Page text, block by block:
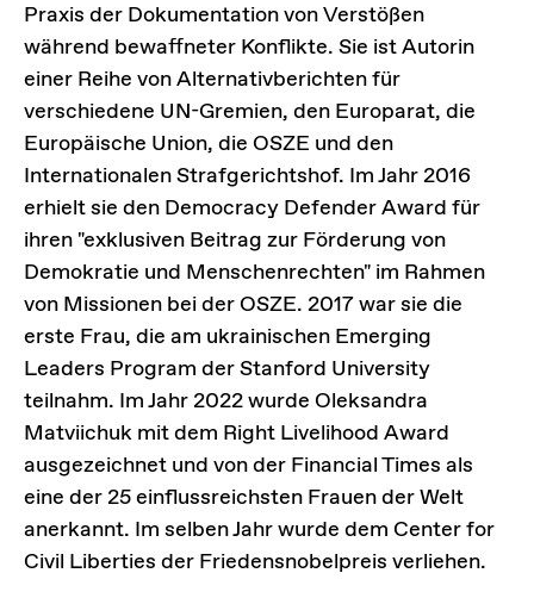
Praxis der Dokumentation von Verstößen
während bewaffneter Konflikte. Sie ist Autorin
einer Reihe von Alternativberichten für
verschiedene UN-Gremien, den Europarat, die
Europäische Union, die OSZE und den
Internationalen Strafgerichtshof. Im Jahr 2016
erhielt sie den Democracy Defender Award für
ihren "exklusiven Beitrag zur Förderung von
Demokratie und Menschenrechten" im Rahmen
von Missionen bei der OSZE. 2017 war sie die
erste Frau, die am ukrainischen Emerging
Leaders Program der Stanford University
teilnahm. Im Jahr 2022 wurde Oleksandra
Matviichuk mit dem Right Livelihood Award
ausgezeichnet und von der Financial Times als
eine der 25 einflussreichsten Frauen der Welt
anerkannt. Im selben Jahr wurde dem Center for
Civil Liberties der Friedensnobelpreis verliehen.